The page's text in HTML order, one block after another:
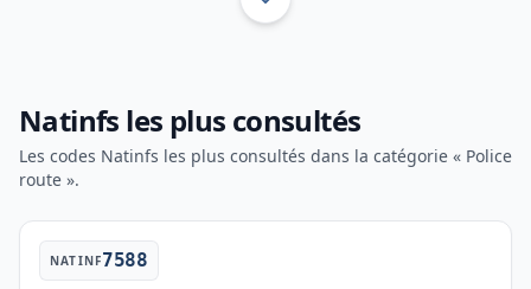
Afficher jusqu’à 3 sous-
Natinfs les plus consultés
Les codes Natinfs les plus consultés dans la catégorie « Police
route ».
NATINF7588